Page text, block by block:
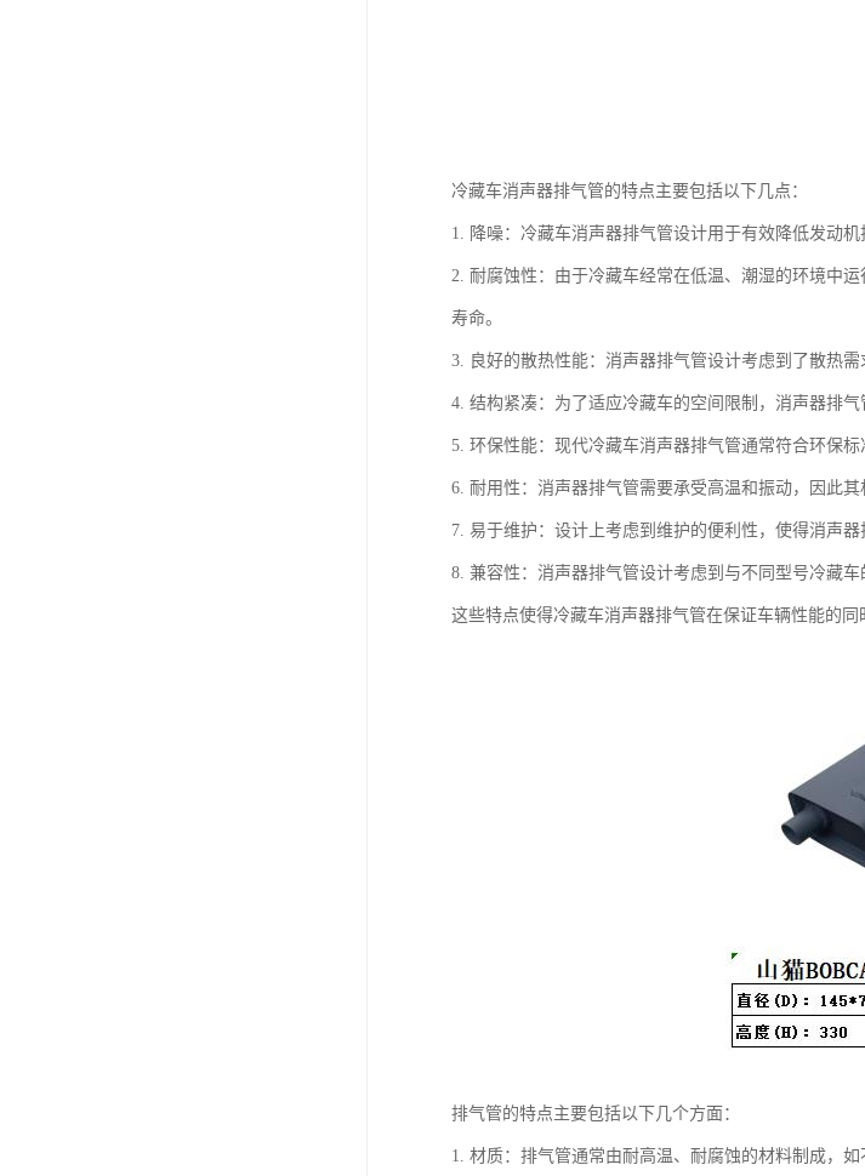
冷藏车消声器排气管的特点主要包括以下几点：
1. 降噪：冷藏车消声器排气管设计用于有效降低发动
2. 耐腐蚀性：由于冷藏车经常在低温、潮湿的环境中
寿命。
3. 良好的散热性能：消声器排气管设计考虑到了散热
4. 结构紧凑：为了适应冷藏车的空间限制，消声器排
5. 环保性能：现代冷藏车消声器排气管通常符合环保
6. 耐用性：消声器排气管需要承受高温和振动，因此
7. 易于维护：设计上考虑到维护的便利性，使得消声
8. 兼容性：消声器排气管设计考虑到与不同型号冷藏
这些特点使得冷藏车消声器排气管在保证车辆性能的同
排气管的特点主要包括以下几个方面：
1. 材质：排气管通常由耐高温、耐腐蚀的材料制成，